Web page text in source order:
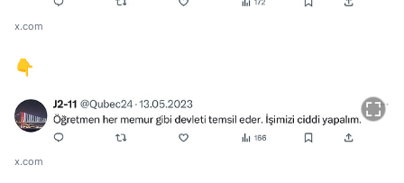
x.com
👇
x.com